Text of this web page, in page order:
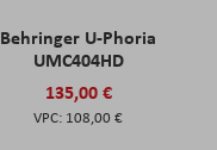
Behringer U-Phoria
UMC404HD
135,00 €
108,00 €